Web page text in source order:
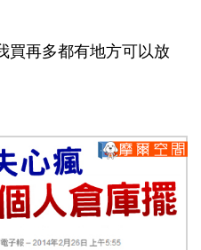
再多都有地方可以放